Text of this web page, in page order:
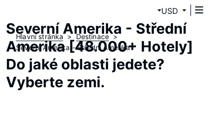
USD
Hlavní stránka
Destinace
Severní Amerika - Střední Amerika
Severní Amerika - Střední
Amerika [48.000+ Hotely]
Do jaké oblasti jedete?
Vyberte zemi.